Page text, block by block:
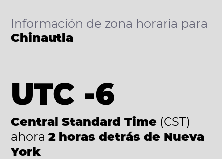
Información de zona horaria para
Chinautla
UTC -6
Central Standard Time (CST)
ahora 2 horas detrás de Nueva
York